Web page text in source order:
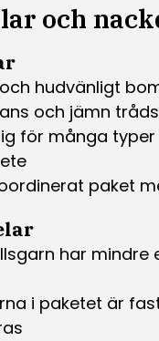
och
hudvänligt
och jämn
för många
paket
har mindre
i paketet är